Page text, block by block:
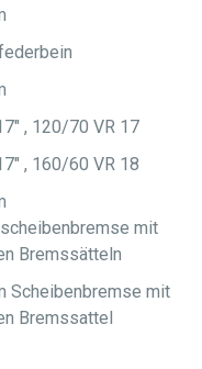
, 120/70 VR 17
, 160/60 VR 18
mit
Bremssätteln
Scheibenbremse mit
Bremssattel